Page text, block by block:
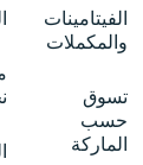
الفيتامينات
والمكملات
تسوق
حسب
الماركة